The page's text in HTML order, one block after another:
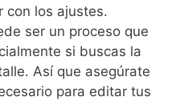
con los ajustes.
ser ‍un proceso​ que
si buscas la
Así que asegúrate
para editar tus